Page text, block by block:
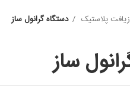
ی خوب و موتور قوی وهمچنین
نامناسب بودن هرکدام باعث عدم
پلاستیک دستگاه گرانول ساز
ساز